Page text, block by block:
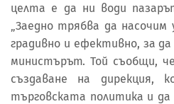
целта е да ни води
„Заедно трябва да
градивно и ефективно, за
министърът. Той съобщи,
създаване на дирекция,
търговската политика и